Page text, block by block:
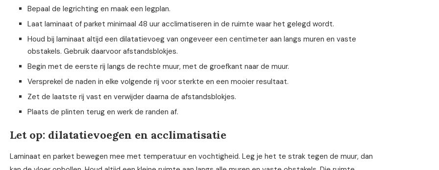
Bepaal de legrichting en maak een legplan.
Laat laminaat of parket minimaal 48 uur acclimatiseren in de ruimte waar het gelegd wordt.
Houd bij laminaat altijd een dilatatievoeg van ongeveer een centimeter aan langs muren en vaste
obstakels. Gebruik daarvoor afstandsblokjes.
Begin met de eerste rij langs de rechte muur, met de groefkant naar de muur.
Versprekel de naden in elke volgende rij voor sterkte en een mooier resultaat.
Zet de laatste rij vast en verwijder daarna de afstandsblokjes.
Plaats de plinten terug en werk de randen af.
Let op: dilatatievoegen en acclimatisatie
Laminaat en parket bewegen mee met temperatuur en vochtigheid. Leg je het te strak tegen de muur, dan